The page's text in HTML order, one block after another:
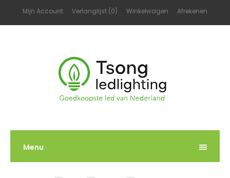
Mijn Account Verlanglijst (0) Winkelwagen Afrekenen
Menu